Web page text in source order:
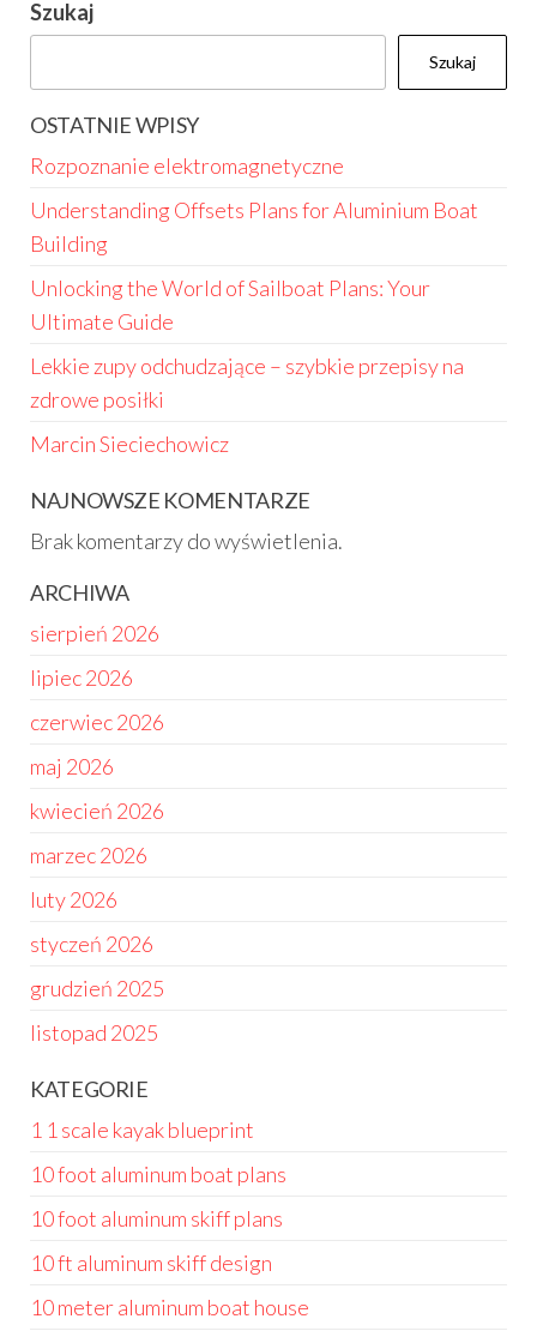
Szukaj
Szukaj
OSTATNIE WPISY
Rozpoznanie elektromagnetyczne
Understanding Offsets Plans for Aluminium Boat
Building
Unlocking the World of Sailboat Plans: Your
Ultimate Guide
Lekkie zupy odchudzające – szybkie przepisy na
zdrowe posiłki
Marcin Sieciechowicz
NAJNOWSZE KOMENTARZE
Brak komentarzy do wyświetlenia.
ARCHIWA
sierpień 2026
lipiec 2026
czerwiec 2026
maj 2026
kwiecień 2026
marzec 2026
luty 2026
styczeń 2026
grudzień 2025
listopad 2025
KATEGORIE
1 1 scale kayak blueprint
10 foot aluminum boat plans
10 foot aluminum skiff plans
10 ft aluminum skiff design
10 meter aluminum boat house